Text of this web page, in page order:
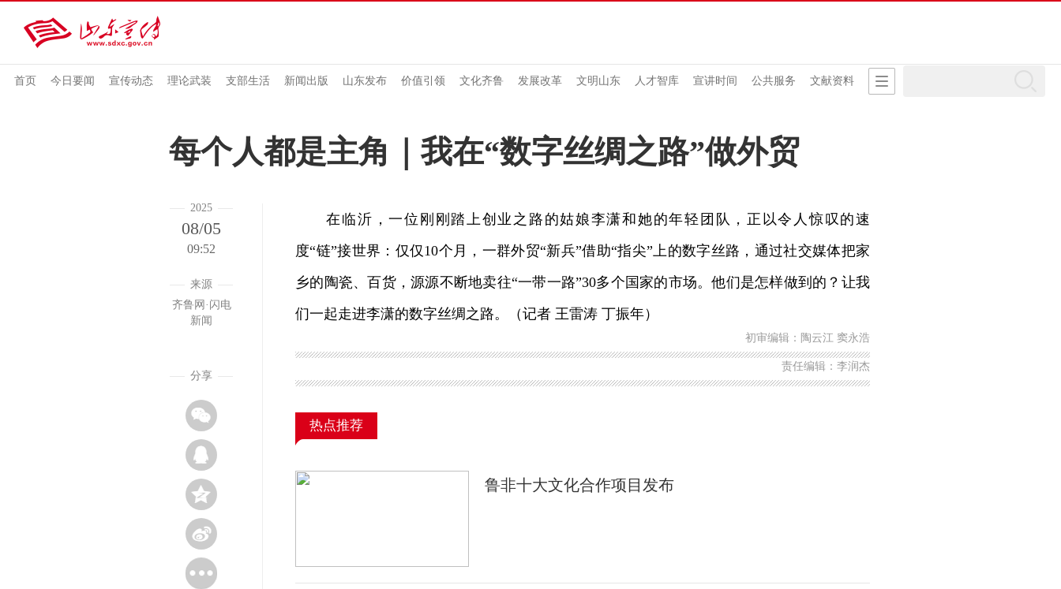
首页 今日要闻 宣传动态 理论武装 支部生活 新闻出版 山东发布 价值引领 文化齐鲁 发展改革 文明山东 人才智库 宣讲时间 公共服务 文献资料
每个人都是主角｜我在“数字丝绸之路”做外贸
2025
08/05
09:52
来源
齐鲁网·闪电
新闻
分享
在临沂，一位刚刚踏上创业之路的姑娘李潇和她的年轻团队，正以令人惊叹的速
度“链”接世界：仅仅10个月，一群外贸“新兵”借助“指尖”上的数字丝路，通过社交媒体把家
乡的陶瓷、百货，源源不断地卖往“一带一路”30多个国家的市场。他们是怎样做到的？让我
们一起走进李潇的数字丝绸之路。（记者 王雷涛 丁振年）
初审编辑：陶云江 窦永浩
责任编辑：李润杰
热点推荐
鲁非十大文化合作项目发布